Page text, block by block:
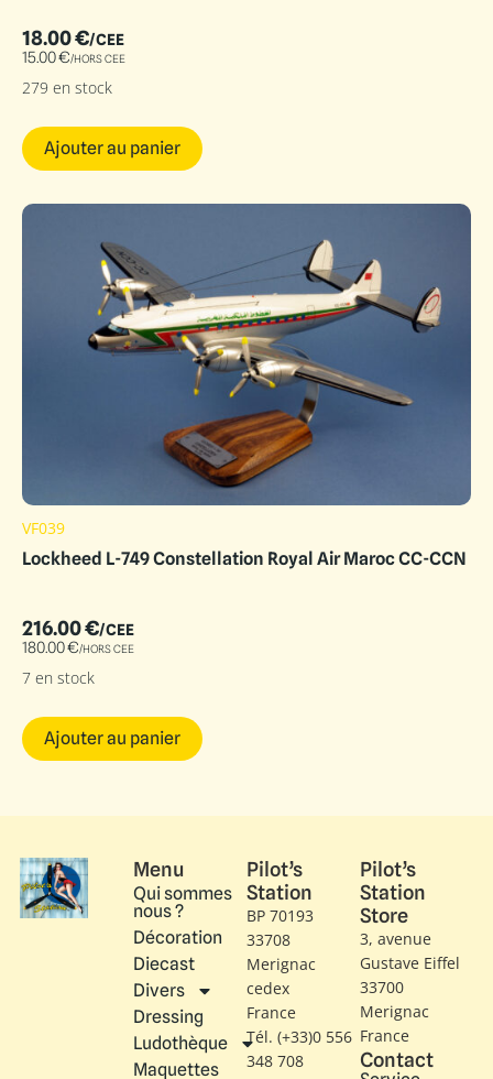
18.00€/CEE
15.00€/HORS CEE
279 en stock
Ajouter au panier
VF039
Lockheed L-749 Constellation Royal Air Maroc CC-CCN
216.00€/CEE
180.00€/HORS CEE
7 en stock
Ajouter au panier
Menu
Qui sommes
nous ?
Décoration
Diecast
Divers
Dressing
Ludothèque
Maquettes
Pilot’s
Station
BP 70193
33708
Merignac
cedex
France
Tél. (+33)0 556
348 708
Pilot’s
Station
Store
3, avenue
Gustave Eiffel​
33700
Merignac
France
Contact